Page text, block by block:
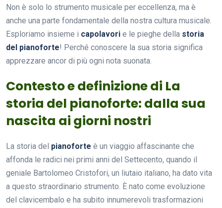
Non è solo lo strumento musicale per eccellenza, ma è
anche una parte fondamentale della nostra cultura musicale.
Esploriamo insieme i capolavori e le pieghe della storia
del pianoforte! Perché conoscere la sua storia significa
apprezzare ancor di più ogni nota suonata.
Contesto e definizione di La
storia del pianoforte: dalla sua
nascita ai giorni nostri
La storia del pianoforte è un viaggio affascinante che
affonda le radici nei primi anni del Settecento, quando il
geniale Bartolomeo Cristofori, un liutaio italiano, ha dato vita
a questo straordinario strumento. È nato come evoluzione
del clavicembalo e ha subito innumerevoli trasformazioni